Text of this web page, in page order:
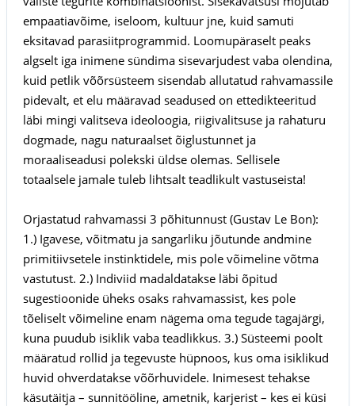
empaatiavõime, iseloom, kultuur jne, kuid samuti
eksitavad parasiitprogrammid. Loomupäraselt peaks
algselt iga inimene sündima sisevarjudest vaba olendina,
kuid petlik võõrsüsteem sisendab allutatud rahvamassile
pidevalt, et elu määravad seadused on ettedikteeritud
läbi mingi valitseva ideoloogia, riigivalitsuse ja rahaturu
dogmade, nagu naturaalset õiglustunnet ja
moraaliseadusi polekski üldse olemas. Sellisele
totaalsele jamale tuleb lihtsalt teadlikult vastuseista!
Orjastatud rahvamassi 3 põhitunnust (Gustav Le Bon):
1.) Igavese, võitmatu ja sangarliku jõutunde andmine
primitiivsetele instinktidele, mis pole võimeline võtma
vastutust. 2.) Indiviid madaldatakse läbi õpitud
sugestioonide üheks osaks rahvamassist, kes pole
tõeliselt võimeline enam nägema oma tegude tagajärgi,
kuna puudub isiklik vaba teadlikkus. 3.) Süsteemi poolt
määratud rollid ja tegevuste hüpnoos, kus oma isiklikud
huvid ohverdatakse võõrhuvidele. Inimesest tehakse
käsutäitja – sunnitööline, ametnik, karjerist – kes ei küsi